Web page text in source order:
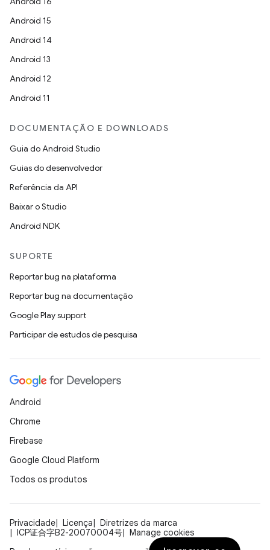
Android 15
Android 14
Android 13
Android 12
Android 11
DOCUMENTAÇÃO E DOWNLOADS
Guia do Android Studio
Guias do desenvolvedor
Referência da API
Baixar o Studio
Android NDK
SUPORTE
Reportar bug na plataforma
Reportar bug na documentação
Google Play support
Participar de estudos de pesquisa
Android
Chrome
Firebase
Google Cloud Platform
Todos os produtos
Privacidade Licença
Diretrizes da marca
ICP证合字B2-20070004号
Manage cookies